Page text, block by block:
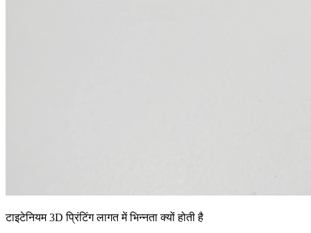
टाइटेनियम 3D प्रिंटिंग लागत में भिन्नता क्यों होती है